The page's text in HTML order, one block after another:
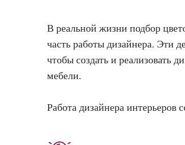
В реальной жизни подбор
часть работы дизайнера. Эти
чтобы создать и реализовать
мебели.
Работа дизайнера интерьеров